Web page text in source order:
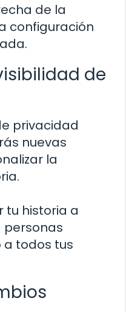
de la
configuración
de
privacidad
nuevas
la
tu historia a
personas
a todos tus